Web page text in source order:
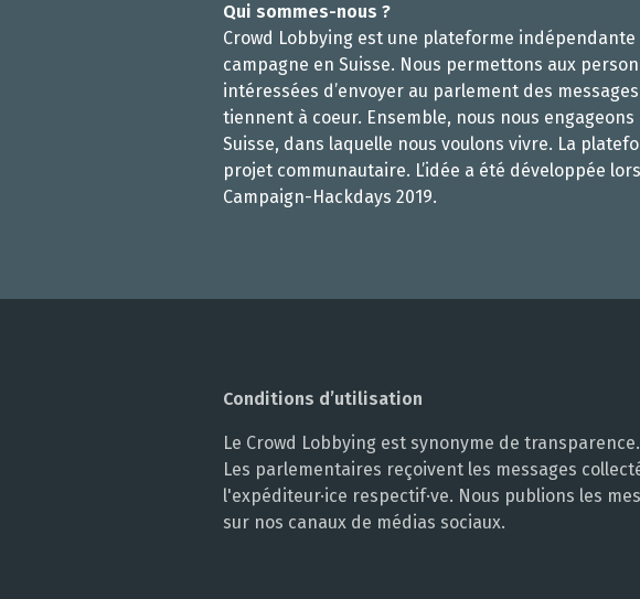
Qui sommes-nous ?
Crowd Lobbying est une plateforme indépendante
campagne en Suisse. Nous permettons aux
intéressées d’envoyer au parlement des
tiennent à coeur. Ensemble, nous nous engageons
Suisse, dans laquelle nous voulons vivre. La
projet communautaire. L’idée a été développée
Campaign-Hackdays 2019.
Conditions d’utilisation
Le Crowd Lobbying est synonyme de
Les parlementaires reçoivent les messages
l'expéditeur·ice respectif·ve. Nous publions les
sur nos canaux de médias sociaux.